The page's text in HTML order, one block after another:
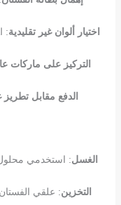
اختيار ألوان غير تقليدية:
التركيز على ماركات
الدفع مقابل
الغسل
التخزين: علقي